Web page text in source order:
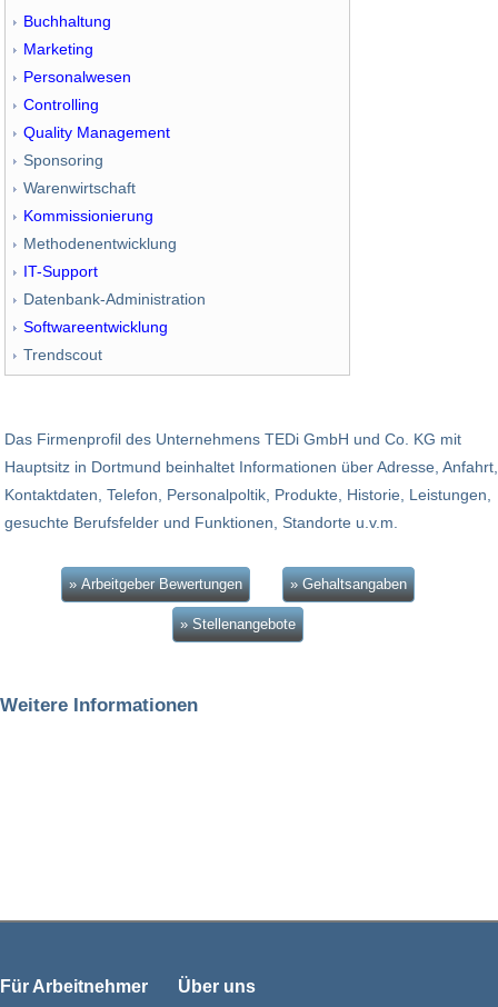
Buchhaltung
Marketing
Personalwesen
Controlling
Quality Management
Sponsoring
Warenwirtschaft
Kommissionierung
Methodenentwicklung
IT-Support
Datenbank-Administration
Softwareentwicklung
Trendscout
Das Firmenprofil des Unternehmens TEDi GmbH und Co. KG mit
Hauptsitz in Dortmund beinhaltet Informationen über Adresse, Anfahrt,
Kontaktdaten, Telefon, Personalpoltik, Produkte, Historie, Leistungen,
gesuchte Berufsfelder und Funktionen, Standorte u.v.m.
» Arbeitgeber Bewertungen » Gehaltsangaben
» Stellenangebote
Weitere Informationen
Für Arbeitnehmer Über uns